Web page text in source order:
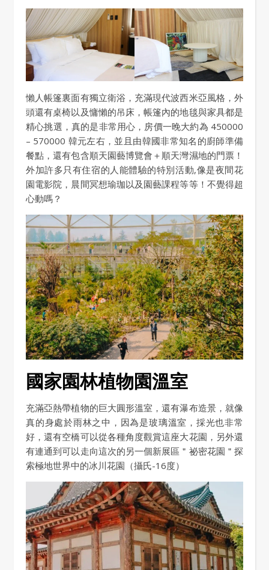
懶人帳篷裏面有獨立衛浴，充滿現代波西米亞風格，外
頭還有桌椅以及慵懶的吊床，帳篷內的地毯與家具都是
精心挑選，真的是非常用心，房價一晚大約為 450000
– 570000 韓元左右，並且由韓國非常知名的廚師準備
餐點，還有包含順天園藝博覽會＋順天灣濕地的門票！
外加許多只有住宿的人能體驗的特別活動,像是夜間花
園電影院，晨間冥想瑜珈以及園藝課程等等！不覺得超
心動嗎？
國家園林植物園溫室
充滿亞熱帶植物的巨大圓形溫室，還有瀑布造景，就像
真的身處於雨林之中，因為是玻璃溫室，採光也非常
好，還有空橋可以從各種角度觀賞這座大花園，另外還
有連通到可以走向這次的另一個新展區＂祕密花園＂探
索極地世界中的冰川花園（攝氏-16度）